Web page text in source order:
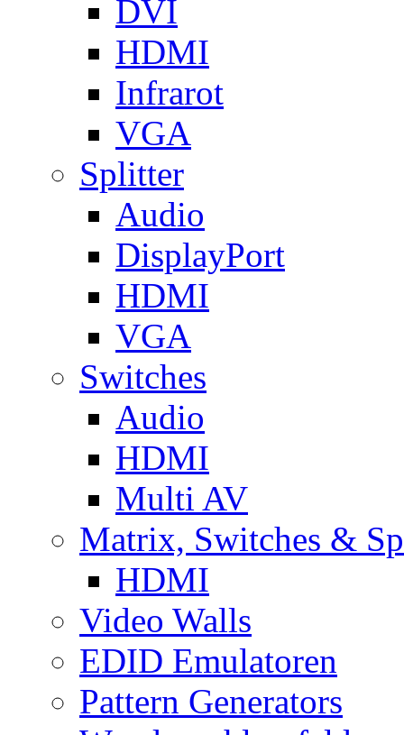
DVI
HDMI
Infrarot
VGA
Splitter
Audio
DisplayPort
HDMI
VGA
Switches
Audio
HDMI
Multi AV
Matrix, Switches &
HDMI
Video Walls
EDID Emulatoren
Pattern Generators